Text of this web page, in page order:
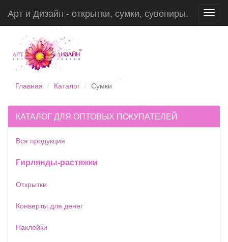
Арт и Дизайн - открытки, сумки, сувениры.
Главная Каталог Сумки
КАТАЛОГ ДЛЯ ОПТОВЫХ ПОКУПАТЕЛЕЙ
Вся продукция
Гирлянды-растяжки
Открытки
Конверты для денег
Наклейки